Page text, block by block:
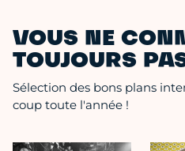
VOUS NE
TOUJOURS
Sélection des bons plans
coup toute l'année !